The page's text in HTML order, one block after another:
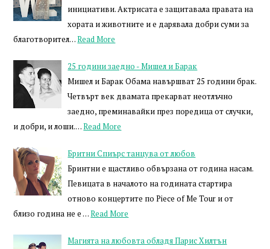
инициативи. Актрисата е защитавала правата на
хората и животните и е дарявала добри суми за
благотворител…Read More
25 години заедно - Мишел и Барак
Мишел и Барак Обама навършват 25 години брак.
Четвърт век двамата прекарват неотлъчно
заедно, преминавайки през поредица от случки,
и добри, и лоши.…Read More
Бритни Спиърс танцува от любов
Бринтни е щастливо обвързана от година насам.
Певицата в началото на годината стартира
отново концертите по Piece of Me Tour и от
близо година не е …Read More
Магията на любовта обладя Парис Хилтън